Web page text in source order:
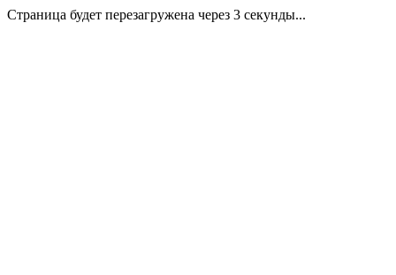
Страница будет перезагружена через 3 секунды...